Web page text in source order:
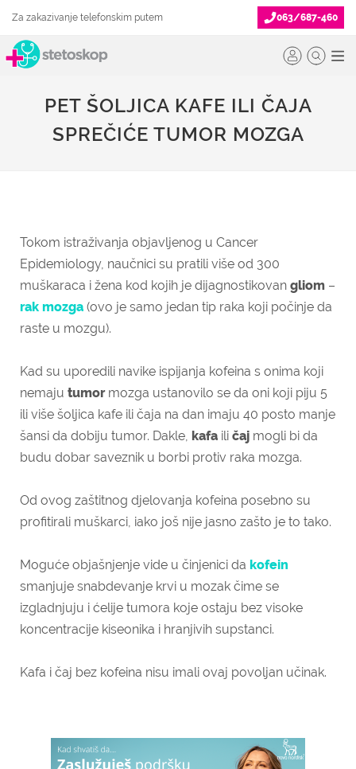
Za zakazivanje telefonskim putem 063/687-460
PET ŠOLJICA KAFE ILI ČAJA
SPREČIĆE TUMOR MOZGA
Tokom istraživanja objavljenog u Cancer
Epidemiology, naučnici su pratili više od 300
muškaraca i žena kod kojih je dijagnostikovan gliom –
rak mozga (ovo je samo jedan tip raka koji počinje da
raste u mozgu).
Kad su uporedili navike ispijanja kofeina s onima koji
nemaju tumormozga ustanovilo se da oni koji piju 5
ili više šoljica kafe ili čaja na dan imaju 40 posto manje
šansi da dobiju tumor. Dakle, kafa ili čaj mogli bi da
budu dobar saveznik u borbi protiv raka mozga.
Od ovog zaštitnog djelovanja kofeina posebno su
profitirali muškarci, iako još nije jasno zašto je to tako.
Moguće objašnjenje vide u činjenici da kofein
smanjuje snabdevanje krvi u mozak čime se
izgladnjuju i ćelije tumora koje ostaju bez visoke
koncentracije kiseonika i hranjivih supstanci.
Kafa i čaj bez kofeina nisu imali ovaj povoljan učinak.